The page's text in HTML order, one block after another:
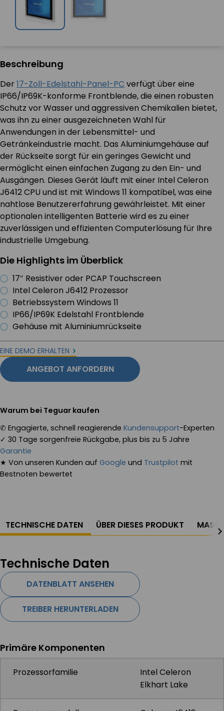
Beschreibung
Der17-Zoll-Edelstahl-Panel-PC verfügt über eine
IP66/IP69K-konforme Frontblende, die einen robusten
Schutz vor Wasser und aggressiven Chemikalien bietet,
was ihn zu einer ausgezeichneten Wahl für
Anwendungen in der Lebensmittel- und
Getränkeindustrie macht. Das Aluminiumgehäuse auf
der Rückseite sorgt für ein geringes Gewicht und
ermöglicht einen einfachen Zugang zu den Ein- und
Ausgängen. Dieses Gerät läuft mit einer Intel Celeron
J6412 CPU und ist mit Windows 11 kompatibel, was eine
nahtlose Benutzererfahrung gewährleistet. Mit einer
optionalen intelligenten Batterie wird es zu einer
zuverlässigen und effizienten Computerlösung für Ihre
industrielle Umgebung.
Die Highlights im Überblick
17″ Resistiver oder PCAP Touchscreen
Intel Celeron J6412 Prozessor
Betriebssystem Windows 11
IP66/IP69K Edelstahl Frontblende
Gehäuse mit Aluminiumrückseite
EINE DEMO ERHALTEN
ANGEBOT ANFORDERN
Warum bei Teguar kaufen
✆ Engagierte, schnell reagierende Kundensupport-Experten
✓ 30 Tage sorgenfreie Rückgabe, plus bis zu 5 Jahre
Garantie
★ Von unseren Kunden auf Google und Trustpilot mit
Bestnoten bewertet
TECHNISCHE DATEN ÜBER DIESES PRODUKT
Technische Daten
DATENBLATT ANSEHEN
TREIBER HERUNTERLADEN
Primäre Komponenten
Prozessorfamilie
Intel Celeron
Elkhart Lake